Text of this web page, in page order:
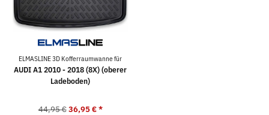
ELMASLINE 3D Kofferraumwanne für
AUDI A1 2010 - 2018 (8X) (oberer
Ladeboden)
44,95 € 36,95 €*